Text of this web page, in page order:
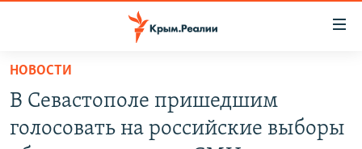
Вернуться
основному
содержанию
Вернутся
ГРУЗ 200
ВОДА
НОВОСТИ
В Севастополе пришедшим
голосовать на российские выборы